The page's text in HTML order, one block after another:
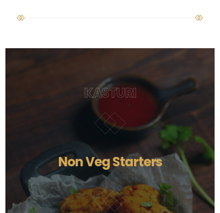
KASTURI
Non Veg Starters